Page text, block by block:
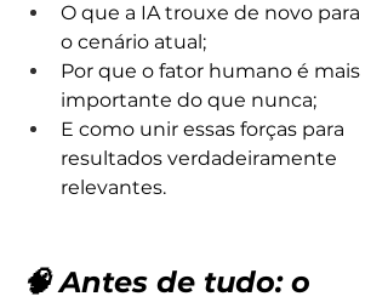
O que a IA trouxe de novo para
o cenário atual;
Por que o fator humano é mais
importante do que nunca;
E como unir essas forças para
resultados verdadeiramente
relevantes.
🧠 Antes de tudo: o